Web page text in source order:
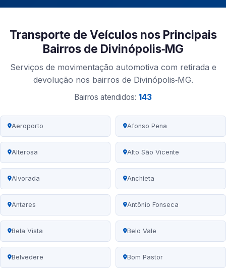
Transporte de Veículos nos Principais
Bairros de Divinópolis‑MG
Serviços de movimentação automotiva com retirada e
devolução nos bairros de Divinópolis‑MG.
Bairros atendidos: 143
Aeroporto Afonso Pena
Alterosa Alto São Vicente
Alvorada Anchieta
Antares Antônio Fonseca
Bela Vista Belo Vale
Belvedere Bom Pastor